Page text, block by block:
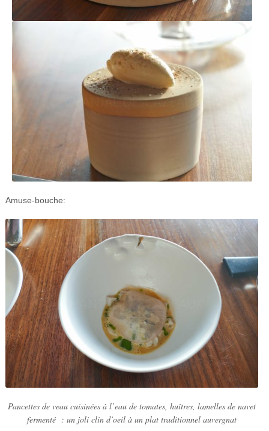
Amuse-bouche:
Pancettes de veau cuisinées à l’eau de tomates, huîtres, lamelles de navet
fermenté : un joli clin d’oeil à un plat traditionnel auvergnat